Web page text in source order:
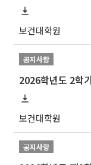
보건대학원
공지사항
2026학년도 2학
보건대학원
공지사항